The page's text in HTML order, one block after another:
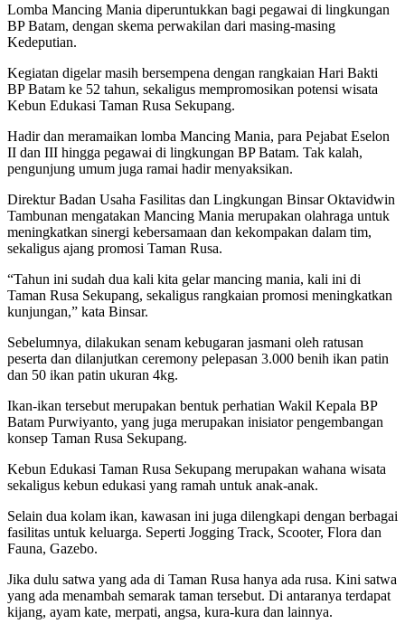
Lomba Mancing Mania diperuntukkan bagi pegawai di lingkungan
BP Batam, dengan skema perwakilan dari masing-masing
Kedeputian.
Kegiatan digelar masih bersempena dengan rangkaian Hari Bakti
BP Batam ke 52 tahun, sekaligus mempromosikan potensi wisata
Kebun Edukasi Taman Rusa Sekupang.
Hadir dan meramaikan lomba Mancing Mania, para Pejabat Eselon
II dan III hingga pegawai di lingkungan BP Batam. Tak kalah,
pengunjung umum juga ramai hadir menyaksikan.
Direktur Badan Usaha Fasilitas dan Lingkungan Binsar Oktavidwin
Tambunan mengatakan Mancing Mania merupakan olahraga untuk
meningkatkan sinergi kebersamaan dan kekompakan dalam tim,
sekaligus ajang promosi Taman Rusa.
“Tahun ini sudah dua kali kita gelar mancing mania, kali ini di
Taman Rusa Sekupang, sekaligus rangkaian promosi meningkatkan
kunjungan,” kata Binsar.
Sebelumnya, dilakukan senam kebugaran jasmani oleh ratusan
peserta dan dilanjutkan ceremony pelepasan 3.000 benih ikan patin
dan 50 ikan patin ukuran 4kg.
Ikan-ikan tersebut merupakan bentuk perhatian Wakil Kepala BP
Batam Purwiyanto, yang juga merupakan inisiator pengembangan
konsep Taman Rusa Sekupang.
Kebun Edukasi Taman Rusa Sekupang merupakan wahana wisata
sekaligus kebun edukasi yang ramah untuk anak-anak.
Selain dua kolam ikan, kawasan ini juga dilengkapi dengan berbagai
fasilitas untuk keluarga. Seperti Jogging Track, Scooter, Flora dan
Fauna, Gazebo.
Jika dulu satwa yang ada di Taman Rusa hanya ada rusa. Kini satwa
yang ada menambah semarak taman tersebut. Di antaranya terdapat
kijang, ayam kate, merpati, angsa, kura-kura dan lainnya.